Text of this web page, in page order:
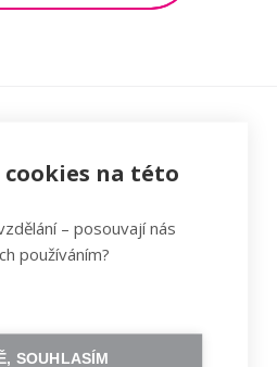
na této
– posouvají nás
používáním?
SOUHLASÍM